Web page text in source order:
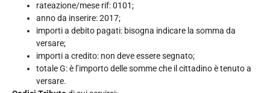
rateazione/mese rif: 0101;
anno da inserire: 2017;
importi a debito pagati: bisogna indicare la somma da
versare;
importi a credito: non deve essere segnato;
totale G: è l’importo delle somme che il cittadino è tenuto a
versare.